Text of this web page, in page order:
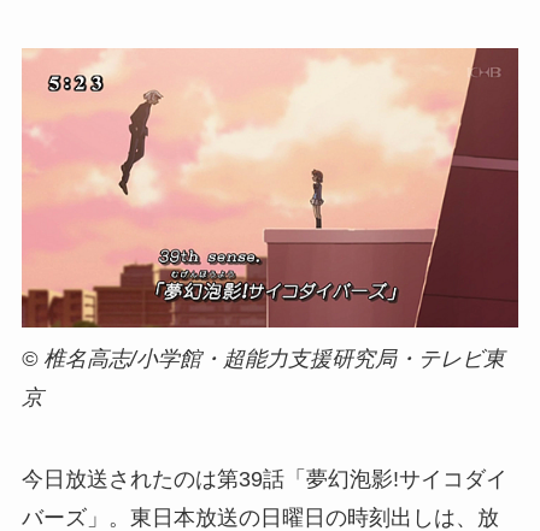
© 椎名高志/小学館・超能力支援研究局・テレビ東
京
今日放送されたのは第39話「夢幻泡影!サイコダイ
バーズ」。東日本放送の日曜日の時刻出しは、放